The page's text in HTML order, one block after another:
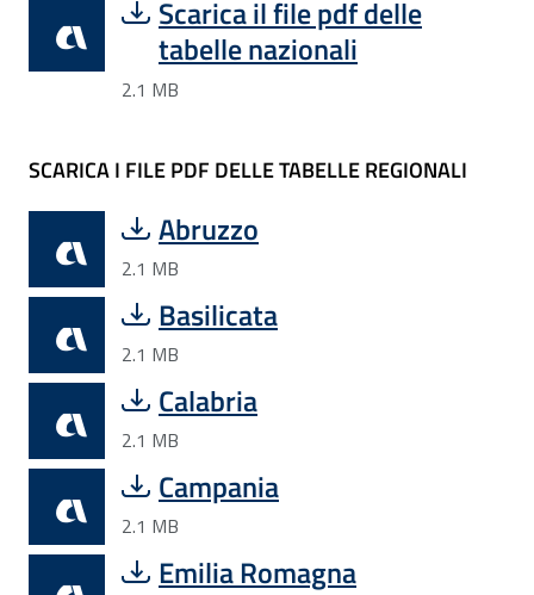
Scarica il file pdf delle
tabelle nazionali
2.1 MB
SCARICA I FILE PDF DELLE TABELLE REGIONALI
Abruzzo
2.1 MB
Basilicata
2.1 MB
Calabria
2.1 MB
Campania
2.1 MB
Emilia Romagna